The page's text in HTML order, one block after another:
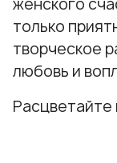
только
творческое
любовь и